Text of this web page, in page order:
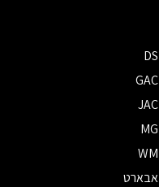
DS
GAC
JAC
MG
WM
אבארט